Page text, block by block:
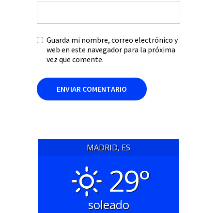
Guarda mi nombre, correo electrónico y
web en este navegador para la próxima
vez que comente.
MADRID, ES
29°
soleado